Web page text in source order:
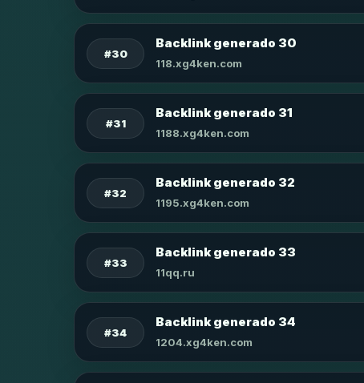
#30
Backlink generado 30
118.xg4ken.com
#31
Backlink generado 31
1188.xg4ken.com
#32
Backlink generado 32
1195.xg4ken.com
#33
Backlink generado 33
11qq.ru
#34
Backlink generado 34
1204.xg4ken.com